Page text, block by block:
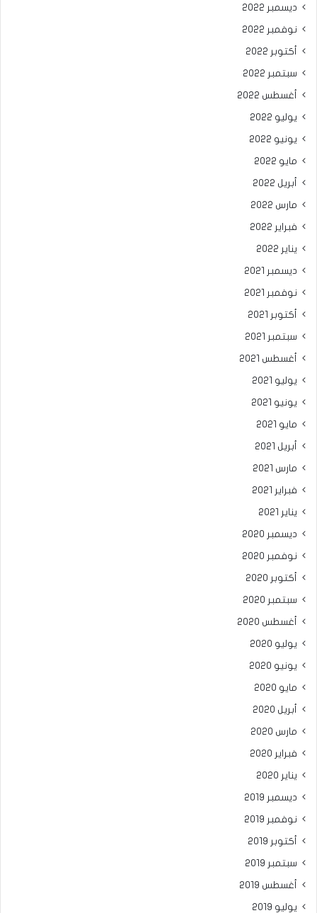
ديسمبر 2022
نوفمبر 2022
أكتوبر 2022
سبتمبر 2022
أغسطس 2022
يوليو 2022
يونيو 2022
مايو 2022
أبريل 2022
مارس 2022
فبراير 2022
يناير 2022
ديسمبر 2021
نوفمبر 2021
أكتوبر 2021
سبتمبر 2021
أغسطس 2021
يوليو 2021
يونيو 2021
مايو 2021
أبريل 2021
مارس 2021
فبراير 2021
يناير 2021
ديسمبر 2020
نوفمبر 2020
أكتوبر 2020
سبتمبر 2020
أغسطس 2020
يوليو 2020
يونيو 2020
مايو 2020
أبريل 2020
مارس 2020
فبراير 2020
يناير 2020
ديسمبر 2019
نوفمبر 2019
أكتوبر 2019
سبتمبر 2019
أغسطس 2019
يوليو 2019